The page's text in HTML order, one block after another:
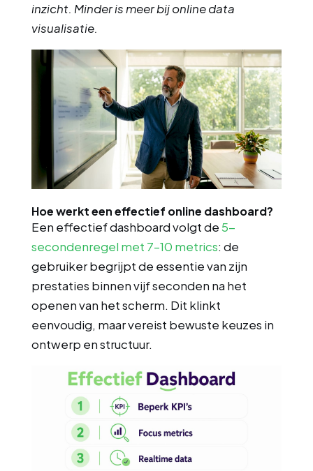
inzicht. Minder is meer bij online data
visualisatie.
Hoe werkt een effectief online dashboard?
Een effectief dashboard volgt de5-
secondenregel met 7–10 metrics: de
gebruiker begrijpt de essentie van zijn
prestaties binnen vijf seconden na het
openen van het scherm. Dit klinkt
eenvoudig, maar vereist bewuste keuzes in
ontwerp en structuur.